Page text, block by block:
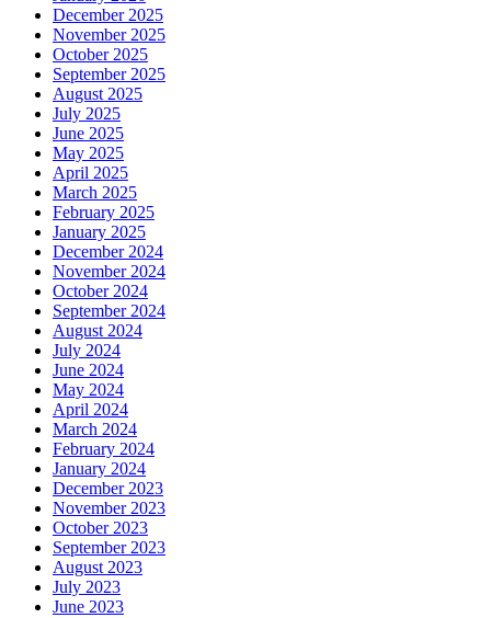
December 2025
November 2025
October 2025
September 2025
August 2025
July 2025
June 2025
May 2025
April 2025
March 2025
February 2025
January 2025
December 2024
November 2024
October 2024
September 2024
August 2024
July 2024
June 2024
May 2024
April 2024
March 2024
February 2024
January 2024
December 2023
November 2023
October 2023
September 2023
August 2023
July 2023
June 2023